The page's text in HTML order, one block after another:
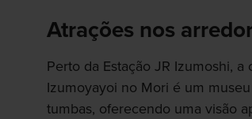
Atrações nos
Perto da Estação JR Izumoshi,
Izumoyayoi no Mori é um
tumbas, oferecendo uma visão